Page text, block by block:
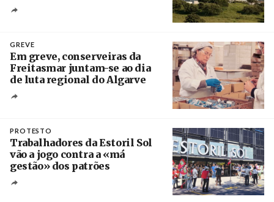
GREVE
Em greve, conserveiras da
Freitasmar juntam-se ao dia
de luta regional do Algarve
PROTESTO
Trabalhadores da Estoril Sol
vão a jogo contra a «má
gestão» dos patrões